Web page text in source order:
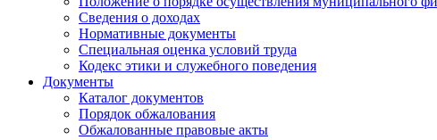
Сведения о доходах
Нормативные документы
Специальная оценка условий труда
Кодекс этики и служебного поведения
Документы
Каталог документов
Порядок обжалования
Обжалованные правовые акты